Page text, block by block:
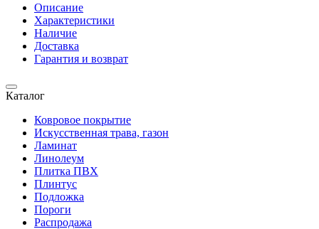
Описание
Характеристики
Наличие
Доставка
Гарантия и возврат
Каталог
Ковровое покрытие
Искусственная трава, газон
Ламинат
Линолеум
Плитка ПВХ
Плинтус
Подложка
Пороги
Распродажа